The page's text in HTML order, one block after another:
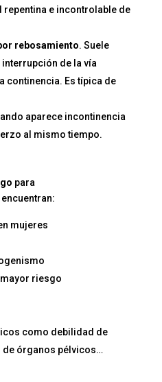
repentina e incontrolable de
rebosamiento. Suele
de la vía
continencia. Es típica de
aparece incontinencia
al mismo tiempo.
para
mujeres
riesgo
como debilidad de
de órganos pélvicos…